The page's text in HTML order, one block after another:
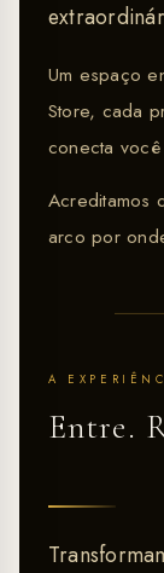
Um espaço
Store, cada
conecta
Acreditamos
arco por
A
Entre.